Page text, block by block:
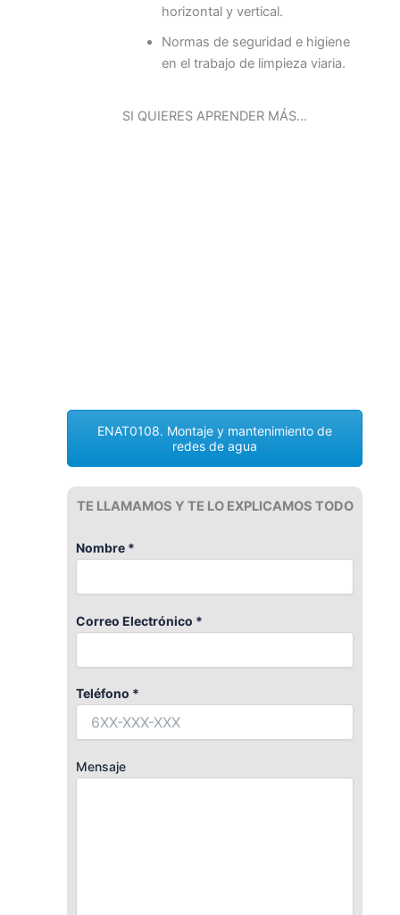
horizontal y vertical.
Normas de seguridad e higiene
en el trabajo de limpieza viaria.
SI QUIERES APRENDER MÁS…
ENAT0108. Montaje y mantenimiento de
redes de agua
TE LLAMAMOS Y TE LO EXPLICAMOS TODO
Nombre *
Correo Electrónico *
Teléfono *
Mensaje